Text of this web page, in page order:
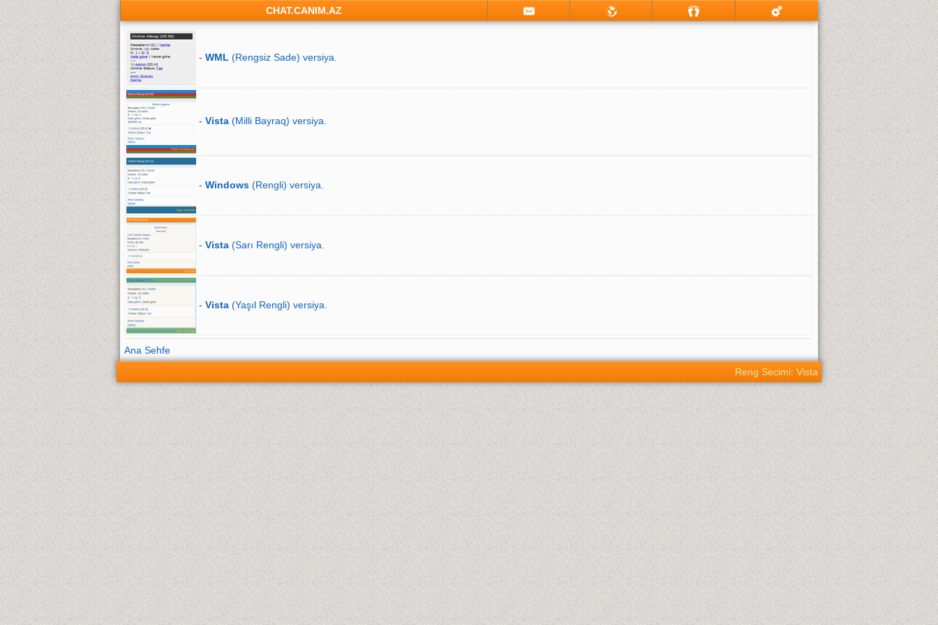
CHAT.CANIM.AZ
- WML (Rengsiz Sade) versiya.
- Vista (Milli Bayraq) versiya.
- Windows (Rengli) versiya.
- Vista (Sarı Rengli) versiya.
- Vista (Yaşıl Rengli) versiya.
Ana Sehfe
Reng Secimi: Vista